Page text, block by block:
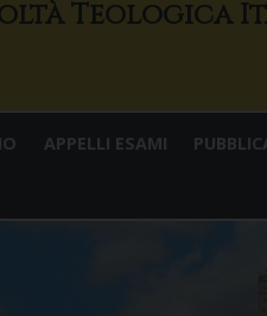
APPELLI ESAMI